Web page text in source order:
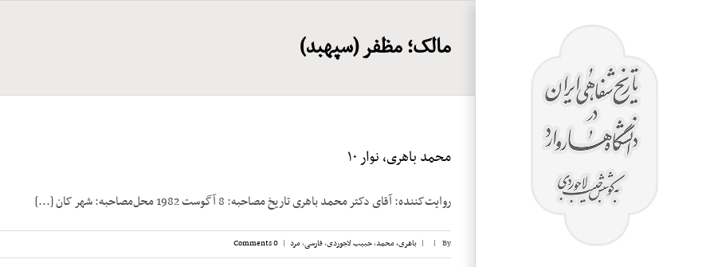
مالک؛ مظفر (سپهبد)
محمد باهری، نوار ۱۰
روایت‌کننده: آقای دکتر محمد باهری تاریخ مصاحبه: 8 آگوست 1982 محل‌مصاحبه: شهر کان [...]
By
|
| باهری، محمد,حبیب لاجوردی,فارسی,مرد |
0 Comments